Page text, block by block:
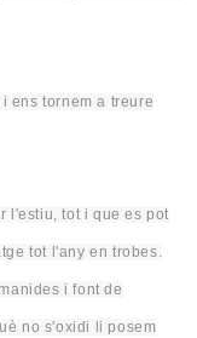
ens tornem a treure
l'estiu, tot i quees pot
tot l'any en trobes.
i font de
no s'oxidi li posem